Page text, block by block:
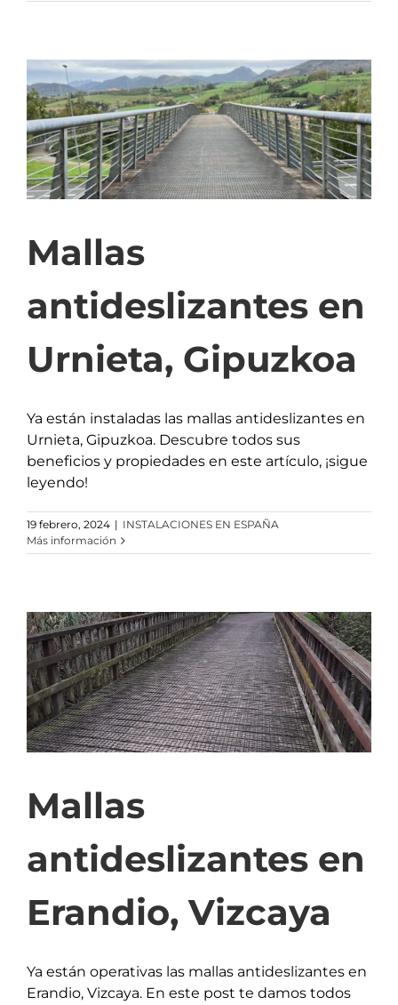
Mallas
antideslizantes en
Urnieta, Gipuzkoa
Ya están instaladas las mallas antideslizantes en
Urnieta, Gipuzkoa. Descubre todos sus
beneficios y propiedades en este artículo, ¡sigue
leyendo!
19 febrero, 2024 | INSTALACIONES EN ESPAÑA
Más información
Mallas
antideslizantes en
Erandio, Vizcaya
Ya están operativas las mallas antideslizantes en
Erandio, Vizcaya. En este post te damos todos